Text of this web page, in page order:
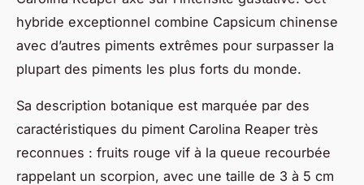
hybride exceptionnel combine Capsicum chinense
avec d’autres piments extrêmes pour surpasser la
plupart des piments les plus forts du monde.
Sa description botanique est marquée par des
caractéristiques du piment Carolina Reaper très
reconnues : fruits rouge vif à la queue recourbée
rappelant un scorpion, avec une taille de 3 à 5 cm